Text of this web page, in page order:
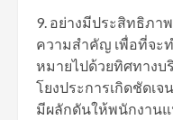
9. อย่างมีประสิทธิภา
ความสำคัญ เพื่อที่จะ
หมายไปด้วยทิศทางบ
โยงประการเกิดชัดเ
มีผลักดันให้พนักงาน